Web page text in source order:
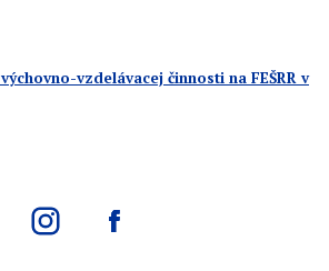
vzdelávacej činnosti na FEŠRR v